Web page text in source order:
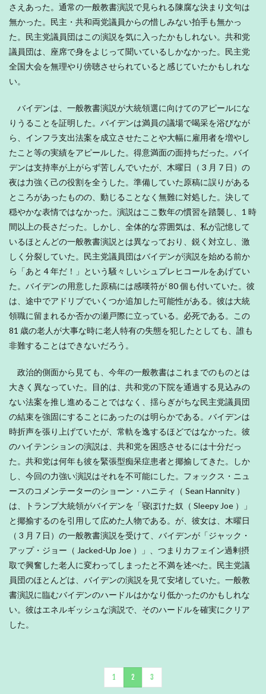
さえあった。通常の一般教書演説で見られる陳腐な決まり文句は
無かった。民主・共和両党議員からの惜しみない拍手も無かっ
た。民主党議員団はこの演説を気に入ったかもしれない。共和党
議員団は、座席で身をよじって聞いているしかなかった。民主党
全国大会を無理やり傍聴させられていると感じていたかもしれな
い。
バイデンは、一般教書演説が大統領選に向けてのアピールにな
りうることを証明した。バイデンは満員の議場で喝采を浴びなが
ら、インフラ支出法案を成立させたことや大幅に雇用者を増やし
たこと等の実績をアピールした。得意満面の面持ちだった。バイ
デンは支持率が上がらず苦しんでいたが、木曜日（ 3 月 7 日）の
夜は力強く己の役割を全うした。準備していた原稿に誤りがある
ところがあったものの、動じることなく無難に対処した。決して
穏やかな表情ではなかった。演説はここ数年の慣習を踏襲し、1 時
間以上の長さだった。しかし、全体的な雰囲気は、私が記憶して
いるほとんどの一般教書演説とは異なっており、鋭く対立し、激
しく分裂していた。民主党議員団はバイデンが演説を始める前か
ら「あと 4 年だ！」という騒々しいシュプレヒコールをあげてい
た。バイデンの用意した原稿には感嘆符が 80 個も付いていた。彼
は、途中でアドリブでいくつか追加した可能性がある。彼は大統
領職に留まれるか否かの瀬戸際に立っている。必死である。この
81 歳の老人が大事な時に老人特有の失態を犯したとしても、誰も
非難することはできないだろう。
政治的側面から見ても、今年の一般教書はこれまでのものとは
大きく異なっていた。目的は、共和党の下院を通過する見込みの
ない法案を推し進めることではなく、揺らぎがちな民主党議員団
の結束を強固にすることにあったのは明らかである。バイデンは
時折声を張り上げていたが、常軌を逸するほどではなかった。彼
のハイテンションの演説は、共和党を困惑させるには十分だっ
た。共和党は何年も彼を緊張型痴呆症患者と揶揄してきた。しか
し、今回の力強い演説はそれを不可能にした。フォックス・ニュ
ースのコメンテーターのショーン・ハニティ（ Sean Hannity ）
は、トランプ大統領がバイデンを「寝ぼけた奴（ Sleepy Joe ）」
と揶揄するのを引用して広めた人物である。が、彼女は、木曜日
（ 3 月 7 日）の一般教書演説を受けて、バイデンが「ジャック・
アップ・ジョー（ Jacked-Up Joe ）」、つまりカフェイン過剰摂
取で興奮した老人に変わってしまったと不満を述べた。民主党議
員団のほとんどは、バイデンの演説を見て安堵していた。一般教
書演説に臨むバイデンのハードルはかなり低かったのかもしれな
い。彼はエネルギッシュな演説で、そのハードルを確実にクリア
した。
1 2 3